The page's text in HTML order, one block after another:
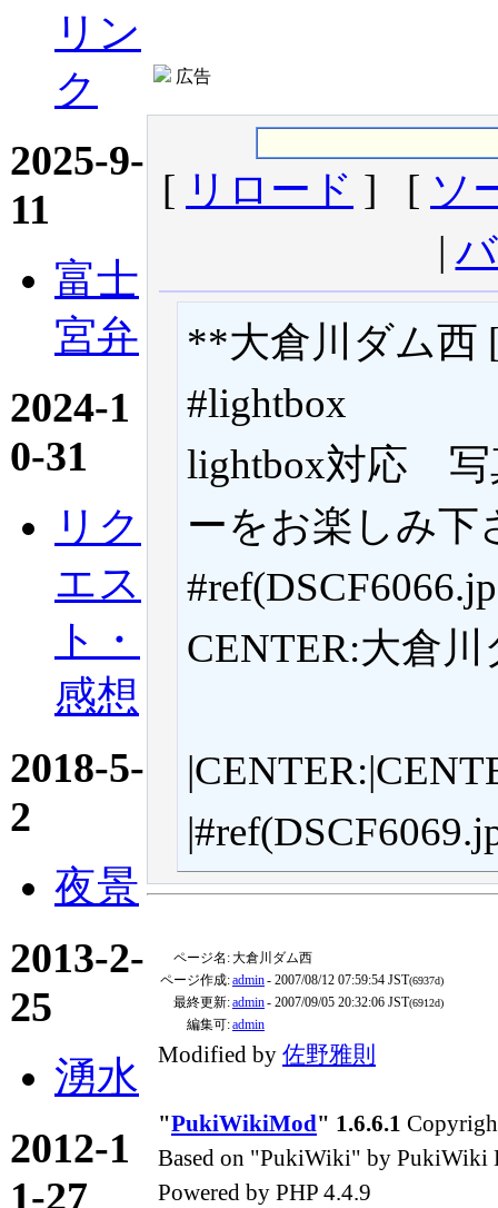
リン
ク
2025-9-
11
富士
宮弁
2024-1
0-31
リク
エス
ト・
感想
2018-5-
2
夜景
2013-2-
25
湧水
2012-1
1-27
広告
[ リロード ] [ ソ
|
**大倉川ダム西
#lightbox
lightbox対応 写
ーをお楽しみ下
CENTER:大倉
ページ名:大倉川ダム西
ページ作成:admin- 2007/08/12 07:59:54 JST(6937d)
最終更新:admin- 2007/09/05 20:32:06 JST(6912d)
編集可:admin
Modified by 佐野雅則
"PukiWikiMod" 1.6.6.1
Based on "PukiWiki" by PukiWiki
Powered by PHP 4.4.9